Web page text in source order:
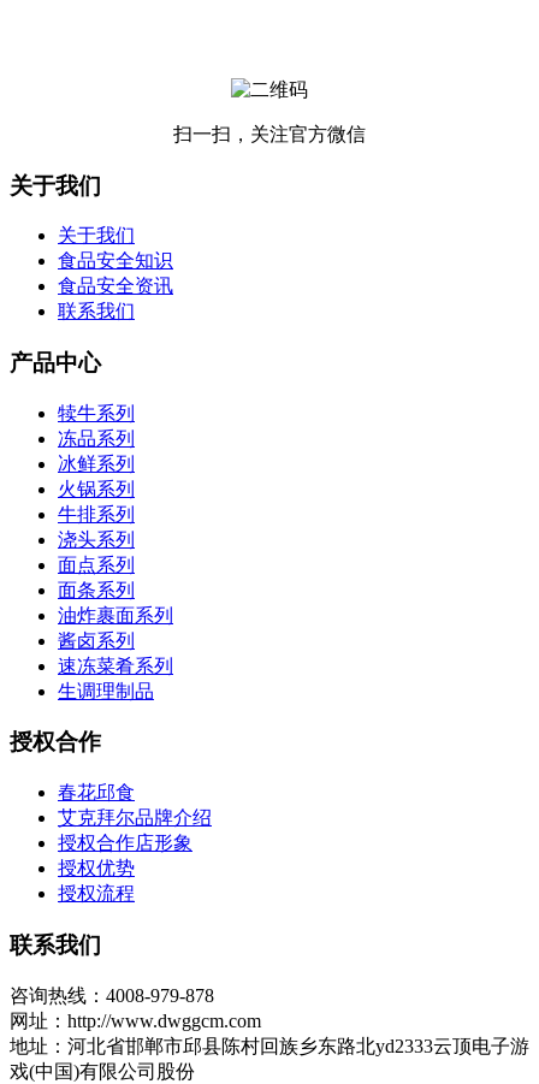
扫一扫，关注官方微信
关于我们
关于我们
食品安全知识
食品安全资讯
联系我们
产品中心
犊牛系列
冻品系列
冰鲜系列
火锅系列
牛排系列
浇头系列
面点系列
面条系列
油炸裹面系列
酱卤系列
速冻菜肴系列
生调理制品
授权合作
春花邱食
艾克拜尔品牌介绍
授权合作店形象
授权优势
授权流程
联系我们
咨询热线：4008-979-878
网址：http://www.dwggcm.com
地址：河北省邯郸市邱县陈村回族乡东路北yd2333云顶电子游
戏(中国)有限公司股份